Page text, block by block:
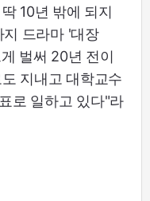
10년 밖에 되지
드라마 '대장
벌써 20년 전이
지내고 대학교수
로 일하고 있다"라